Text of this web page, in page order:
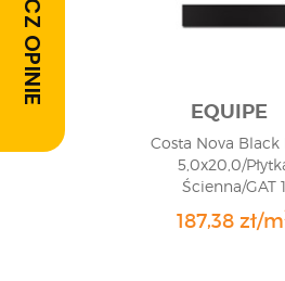
EQUIPE
Costa Nova Black
5,0x20,0/
Ścienna/GAT 1
187,38 zł/m